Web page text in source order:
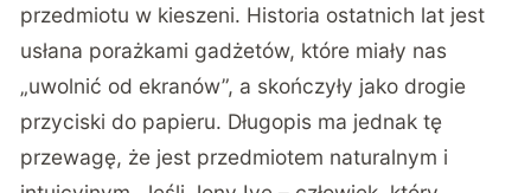
przedmiotu w kieszeni. Historia ostatnich lat jest
usłana porażkami gadżetów, które miały nas
„uwolnić od ekranów”, a skończyły jako drogie
przyciski do papieru. Długopis ma jednak tę
przewagę, że jest przedmiotem naturalnym i